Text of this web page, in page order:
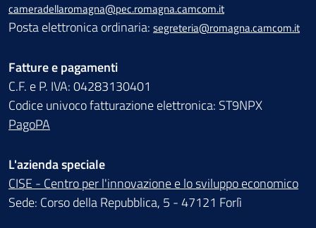
cameradellaromagna@pec.romagna.camcom.it
Posta elettronica ordinaria: segreteria@romagna.camcom.it
Fatture e pagamenti
C.F. e P. IVA: 04283130401
Codice univoco fatturazione elettronica: ST9NPX
PagoPA
L'azienda speciale
CISE - Centro per l'innovazione e lo sviluppo economico
Sede: Corso della Repubblica, 5 - 47121 Forlì